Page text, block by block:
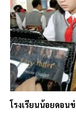
โรงเรียนน้อยดอ